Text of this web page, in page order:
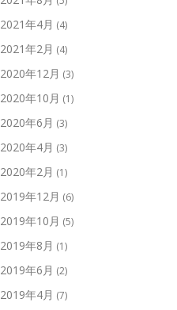
2021年4月 (4)
2021年2月 (4)
2020年12月 (3)
2020年10月 (1)
2020年6月 (3)
2020年4月 (3)
2020年2月 (1)
2019年12月 (6)
2019年10月 (5)
2019年8月 (1)
2019年6月 (2)
2019年4月 (7)